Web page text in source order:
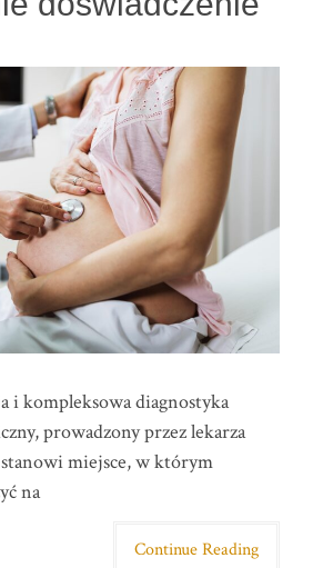
i kompleksowa diagnostyka
prowadzony przez lekarza
miejsce, w którym
na
Continue Reading